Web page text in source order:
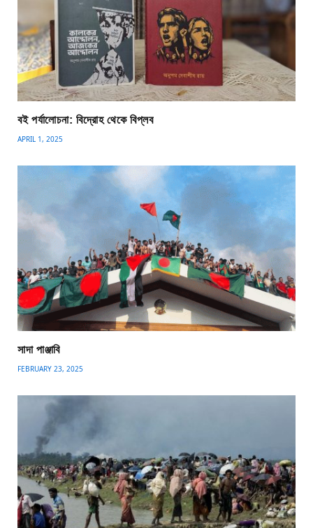
বই পর্যালোচনা: বিদ্রোহ থেকে বিপ্লব
APRIL 1, 2025
সাদা পাঞ্জাবি
FEBRUARY 23, 2025